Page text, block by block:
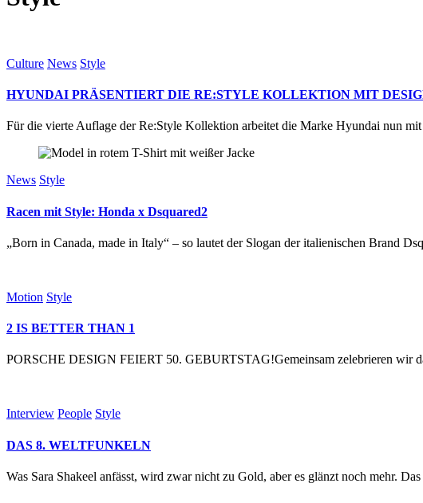
Culture News Style
HYUNDAI PRÄSENTIERT DIE RE:STYLE KOLLEKTION MIT
Für die vierte Auflage der Re:Style Kollektion arbeitet die Marke Hyundai nun
News Style
Racen mit Style: Honda x Dsquared2
„Born in Canada, made in Italy“ – so lautet der Slogan der italienischen Brand
Motion Style
2 IS BETTER THAN 1
PORSCHE DESIGN FEIERT 50. GEBURTSTAG!Gemeinsam zelebrieren wir
Interview People Style
DAS 8. WELTFUNKELN
Was Sara Shakeel anfässt, wird zwar nicht zu Gold, aber es glänzt noch mehr.